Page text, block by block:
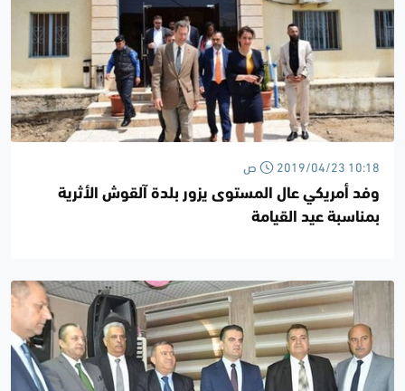
2019/04/23 10:18 ص
وفد أمريكي عال المستوى يزور بلدة آلقوش الأثرية
بمناسبة عيد القيامة